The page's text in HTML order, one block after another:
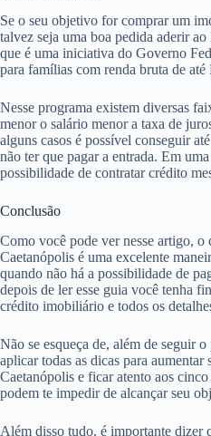
Se o seu objetivo for comprar um
talvez seja uma boa pedida aderir
que é uma iniciativa do Governo
para famílias com renda bruta de
Nesse programa existem diversas
menor o salário menor a taxa de
alguns casos é possível conseguir
não ter que pagar a entrada. Em
possibilidade de contratar crédito
Conclusão
Como você pode ver nesse artigo,
Caetanópolis é uma excelente
quando não há a possibilidade de
depois de ler esse guia você tenha
crédito imobiliário e todos os
Não se esqueça de, além de seguir
aplicar todas as dicas para aumentar
Caetanópolis e ficar atento aos
podem te impedir de alcançar seu
Além disso tudo, é importante dizer